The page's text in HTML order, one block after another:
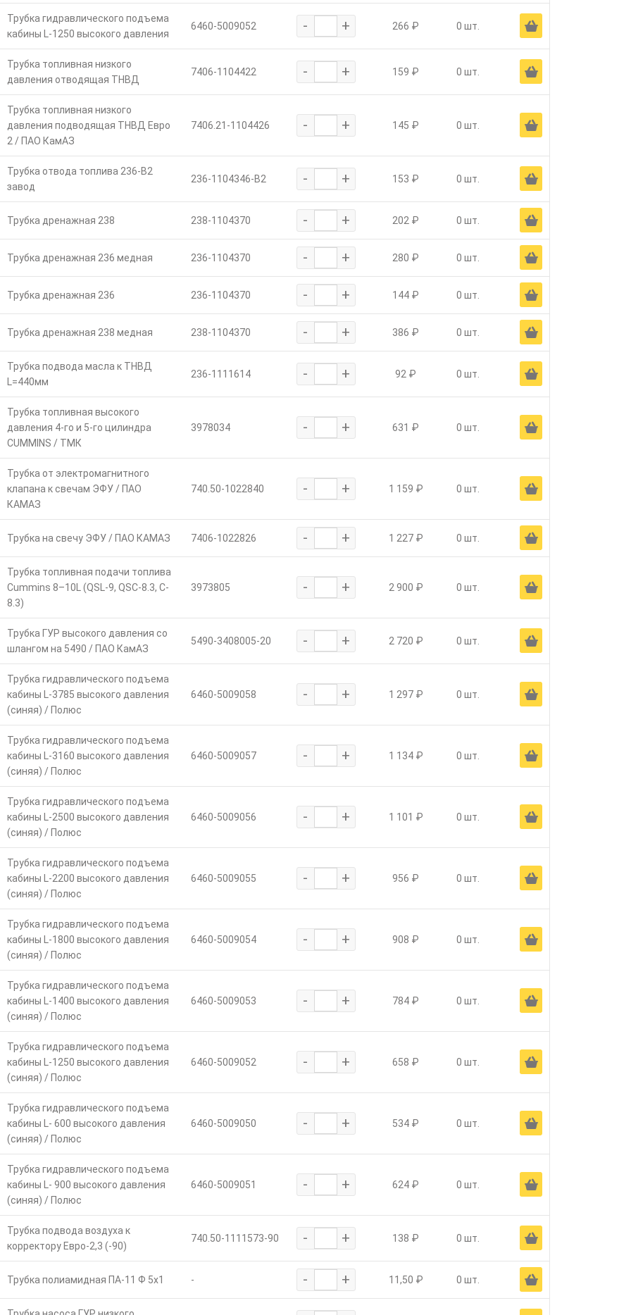
Трубка гидравлического подъема
кабины L-1250 высокого давления
6460-5009052 - + 266 ₽ 0 шт. Ä
Трубка топливная низкого
давления отводящая ТНВД
7406-1104422 - + 159 ₽ 0 шт. Ä
Трубка топливная низкого
давления подводящая ТНВД Евро
2 / ПАО КамАЗ
7406.21-1104426 - + 145 ₽ 0 шт. Ä
Трубка отвода топлива 236-В2
завод
236-1104346-В2 - + 153 ₽ 0 шт. Ä
Трубка дренажная 238 238-1104370 - + 202 ₽ 0 шт. Ä
Трубка дренажная 236 медная 236-1104370 - + 280 ₽ 0 шт. Ä
Трубка дренажная 236 236-1104370 - + 144 ₽ 0 шт. Ä
Трубка дренажная 238 медная 238-1104370 - + 386 ₽ 0 шт. Ä
Трубка подвода масла к ТНВД
L=440мм
236-1111614 - + 92 ₽ 0 шт. Ä
Трубка топливная высокого
давления 4-го и 5-го цилиндра
CUMMINS / ТМК
3978034 - + 631 ₽ 0 шт. Ä
Трубка от электромагнитного
клапана к свечам ЭФУ / ПАО
КАМАЗ
740.50-1022840 - + 1 159 ₽ 0 шт. Ä
Трубка на свечу ЭФУ / ПАО КАМАЗ 7406-1022826 - + 1 227 ₽ 0 шт. Ä
Трубка топливная подачи топлива
Cummins 8–10L (QSL-9, QSC-8.3, C-
8.3)
3973805 - + 2 900 ₽ 0 шт. Ä
Трубка ГУР высокого давления со
шлангом на 5490 / ПАО КамАЗ
5490-3408005-20 - + 2 720 ₽ 0 шт. Ä
Трубка гидравлического подъема
кабины L-3785 высокого давления
(синяя) / Полюс
6460-5009058 - + 1 297 ₽ 0 шт. Ä
Трубка гидравлического подъема
кабины L-3160 высокого давления
(синяя) / Полюс
6460-5009057 - + 1 134 ₽ 0 шт. Ä
Трубка гидравлического подъема
кабины L-2500 высокого давления
(синяя) / Полюс
6460-5009056 - + 1 101 ₽ 0 шт. Ä
Трубка гидравлического подъема
кабины L-2200 высокого давления
(синяя) / Полюс
6460-5009055 - + 956 ₽ 0 шт. Ä
Трубка гидравлического подъема
кабины L-1800 высокого давления
(синяя) / Полюс
6460-5009054 - + 908 ₽ 0 шт. Ä
Трубка гидравлического подъема
кабины L-1400 высокого давления
(синяя) / Полюс
6460-5009053 - + 784 ₽ 0 шт. Ä
Трубка гидравлического подъема
кабины L-1250 высокого давления
(синяя) / Полюс
6460-5009052 - + 658 ₽ 0 шт. Ä
Трубка гидравлического подъема
кабины L- 600 высокого давления
(синяя) / Полюс
6460-5009050 - + 534 ₽ 0 шт. Ä
Трубка гидравлического подъема
кабины L- 900 высокого давления
(синяя) / Полюс
6460-5009051 - + 624 ₽ 0 шт. Ä
Трубка подвода воздуха к
корректору Евро-2,3 (-90)
740.50-1111573-90 - + 138 ₽ 0 шт. Ä
Трубка полиамидная ПА-11 Ф 5х1 - - + 11,50 ₽ 0 шт. Ä